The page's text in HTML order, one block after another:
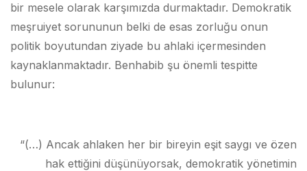
bir mesele olarak karşımızda durmaktadır. Demokratik
meşruiyet sorununun belki de esas zorluğu onun
politik boyutundan ziyade bu ahlaki içermesinden
kaynaklanmaktadır. Benhabib şu önemli tespitte
bulunur:
“(…) Ancak ahlaken her bir bireyin eşit saygı ve özen
hak ettiğini düşünüyorsak, demokratik yönetimin